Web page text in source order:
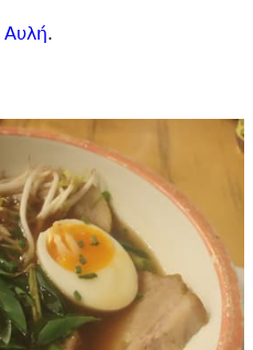
Αυλή.